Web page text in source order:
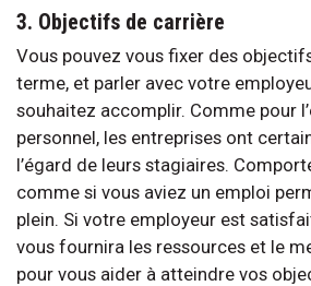
3. Objectifs de carrière
Vous pouvez vous fixer des
terme, et parler avec votre
souhaitez accomplir. Comme pour
personnel, les entreprises ont
l’égard de leurs stagiaires.
comme si vous aviez un emploi
plein. Si votre employeur est
vous fournira les ressources et le
pour vous aider à atteindre vos